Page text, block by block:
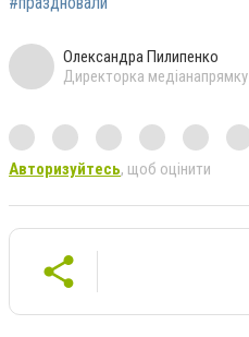
Олександра Пилипенко
Директорка медіанапрямку
Авторизуйтесь, щоб оцінити